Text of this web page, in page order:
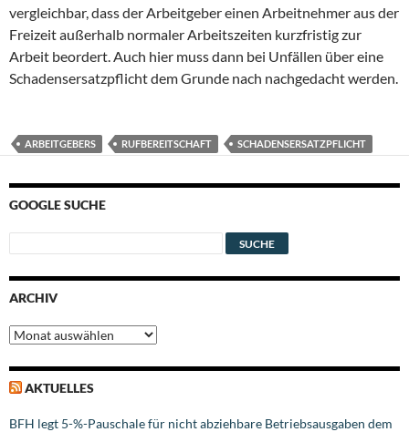
vergleichbar, dass der Arbeitgeber einen Arbeitnehmer aus der
Freizeit außerhalb normaler Arbeitszeiten kurzfristig zur
Arbeit beordert. Auch hier muss dann bei Unfällen über eine
Schadensersatzpflicht dem Grunde nach nachgedacht werden.
ARBEITGEBERS RUFBEREITSCHAFT SCHADENSERSATZPFLICHT
GOOGLE SUCHE
ARCHIV
Archiv
AKTUELLES
BFH legt 5-%-Pauschale für nicht abziehbare Betriebsausgaben dem